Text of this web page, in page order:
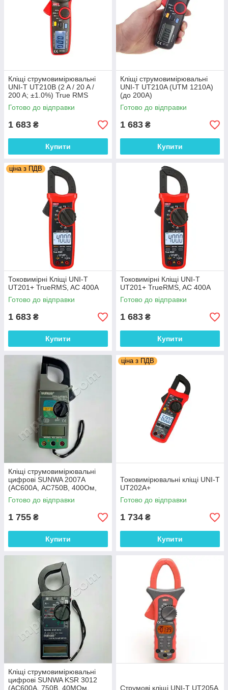
Кліщі струмовимірювальні
UNI-T UT210B (2 A / 20 A /
200 A; ±1.0%) True RMS
Готово до відправки
1 683 ₴
Купити
Кліщі струмовимірювальні
UNI-T UT210A (UTM 1210A)
(до 200A)
Готово до відправки
1 683 ₴
Купити
ціна з ПДВ
Токовимірні Кліщі UNI-T
UT201+ TrueRMS, AC 400A
Готово до відправки
1 683 ₴
Купити
Токовимірні Кліщі UNI-T
UT201+ TrueRMS, AC 400A
Готово до відправки
1 683 ₴
Купити
Кліщі струмовимірювальні
цифрові SUNWA 2007A
(AC600A, АС750В, 400Ом,
Ø30мм, звукова
продзвонювання)
Готово до відправки
1 755 ₴
Купити
ціна з ПДВ
Токовимірювальні кліщі UNI-T
UT202A+
Готово до відправки
1 734 ₴
Купити
Кліщі струмовимірювальні
цифрові SUNWA KSR 3012
(AC600A, 750В, 40МОм,
Струмові кліщі UNI-T UT205A